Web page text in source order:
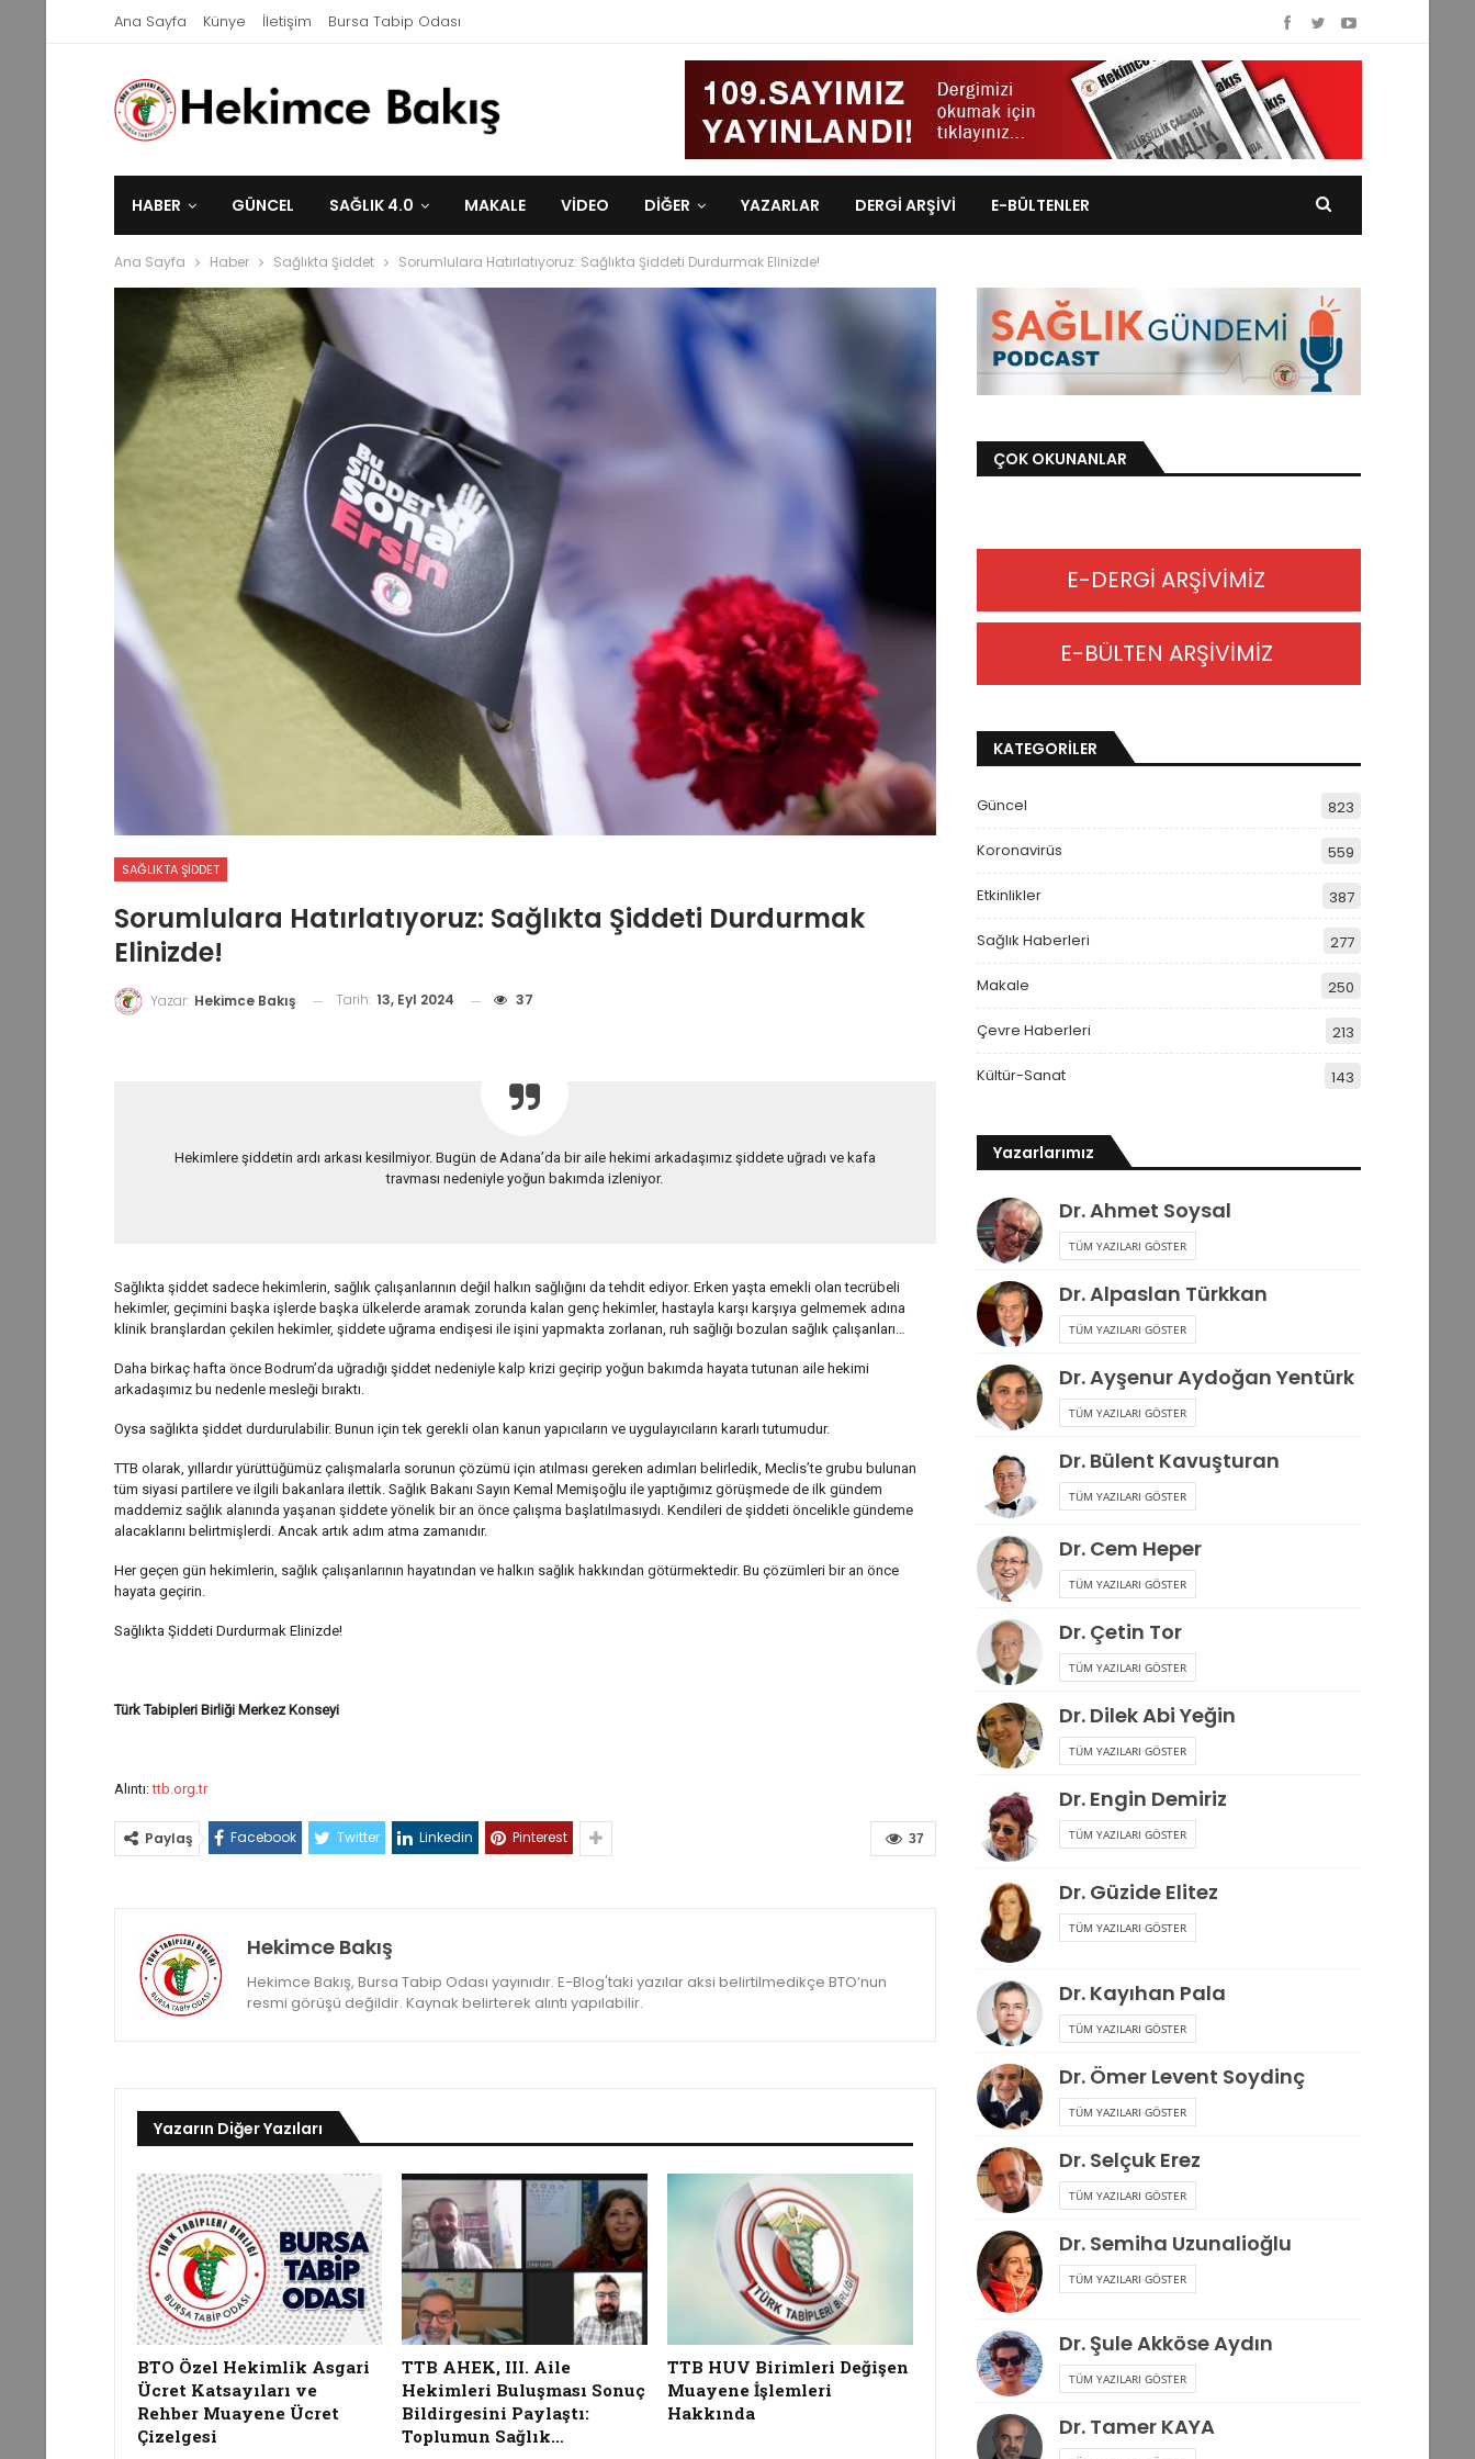
Ana Sayfa Künye İletişim Bursa Tabip Odası
HABER GÜNCEL SAĞLIK 4.0 MAKALE VIDEO DİĞER YAZARLAR DERGI ARŞIVI E-BÜLTENLER
Ana Sayfa Haber Sağlıkta Şiddet Sorumlulara Hatırlatıyoruz: Sağlıkta Şiddeti Durdurmak Elinizde!
SAĞLIKTA ŞIDDET
Sorumlulara Hatırlatıyoruz: Sağlıkta Şiddeti Durdurmak
Elinizde!
Yazar: Hekimce Bakış Tarih: 13, Eyl 2024 37
Hekimlere şiddetin ardı arkası kesilmiyor. Bugün de Adana’da bir aile hekimi arkadaşımız şiddete uğradı ve kafa
travması nedeniyle yoğun bakımda izleniyor.
Sağlıkta şiddet sadece hekimlerin, sağlık çalışanlarının değil halkın sağlığını da tehdit ediyor. Erken yaşta emekli olan tecrübeli
hekimler, geçimini başka işlerde başka ülkelerde aramak zorunda kalan genç hekimler, hastayla karşı karşıya gelmemek adına
klinik branşlardan çekilen hekimler, şiddete uğrama endişesi ile işini yapmakta zorlanan, ruh sağlığı bozulan sağlık çalışanları…
Daha birkaç hafta önce Bodrum’da uğradığı şiddet nedeniyle kalp krizi geçirip yoğun bakımda hayata tutunan aile hekimi
arkadaşımız bu nedenle mesleği bıraktı.
Oysa sağlıkta şiddet durdurulabilir. Bunun için tek gerekli olan kanun yapıcıların ve uygulayıcıların kararlı tutumudur.
TTB olarak, yıllardır yürüttüğümüz çalışmalarla sorunun çözümü için atılması gereken adımları belirledik, Meclis’te grubu bulunan
tüm siyasi partilere ve ilgili bakanlara ilettik. Sağlık Bakanı Sayın Kemal Memişoğlu ile yaptığımız görüşmede de ilk gündem
maddemiz sağlık alanında yaşanan şiddete yönelik bir an önce çalışma başlatılmasıydı. Kendileri de şiddeti öncelikle gündeme
alacaklarını belirtmişlerdi. Ancak artık adım atma zamanıdır.
Her geçen gün hekimlerin, sağlık çalışanlarının hayatından ve halkın sağlık hakkından götürmektedir. Bu çözümleri bir an önce
hayata geçirin.
Sağlıkta Şiddeti Durdurmak Elinizde!
Türk Tabipleri Birliği Merkez Konseyi
Alıntı:ttb.org.tr
37
Paylaş Facebook Twitter Linkedin Pinterest
Hekimce Bakış
Hekimce Bakış, Bursa Tabip Odası yayınıdır. E-Blog'taki yazılar aksi belirtilmedikçe BTO’nun
resmi görüşü değildir. Kaynak belirterek alıntı yapılabilir.
Yazarın Diğer Yazıları
BTO Özel Hekimlik Asgari
Ücret Katsayıları ve
Rehber Muayene Ücret
Çizelgesi
TTB AHEK, III. Aile
Hekimleri Buluşması Sonuç
Bildirgesini Paylaştı:
Toplumun Sağlık…
TTB HUV Birimleri Değişen
Muayene İşlemleri
Hakkında
ÇOK OKUNANLAR
E-DERGİ ARŞİVİMİZ
E-BÜLTEN ARŞİVİMİZ
KATEGORİLER
Güncel 823
Koronavirüs 559
Etkinlikler 387
Sağlık Haberleri 277
Makale 250
Çevre Haberleri 213
Kültür-Sanat 143
Yazarlarımız
Dr. Ahmet Soysal
TÜM YAZILARI GÖSTER
Dr. Alpaslan Türkkan
TÜM YAZILARI GÖSTER
Dr. Ayşenur Aydoğan Yentürk
TÜM YAZILARI GÖSTER
Dr. Bülent Kavuşturan
TÜM YAZILARI GÖSTER
Dr. Cem Heper
TÜM YAZILARI GÖSTER
Dr. Çetin Tor
TÜM YAZILARI GÖSTER
Dr. Dilek Abi Yeğin
TÜM YAZILARI GÖSTER
Dr. Engin Demiriz
TÜM YAZILARI GÖSTER
Dr. Güzide Elitez
TÜM YAZILARI GÖSTER
Dr. Kayıhan Pala
TÜM YAZILARI GÖSTER
Dr. Ömer Levent Soydinç
TÜM YAZILARI GÖSTER
Dr. Selçuk Erez
TÜM YAZILARI GÖSTER
Dr. Semiha Uzunalioğlu
TÜM YAZILARI GÖSTER
Dr. Şule Akköse Aydın
TÜM YAZILARI GÖSTER
Dr. Tamer KAYA